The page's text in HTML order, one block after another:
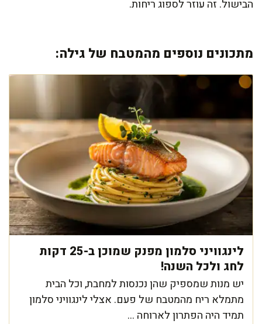
הבישול. זה עוזר לספוג ריחות.
מתכונים נוספים מהמטבח של גילה:
לינגוויני סלמון מפנק שמוכן ב-25 דקות
לחג ולכל השנה!
יש מנות שמספיק שהן נכנסות למחבת, וכל הבית
מתמלא ריח מהמטבח של פעם. אצלי לינגוויני סלמון
תמיד היה הפתרון לארוחה ...